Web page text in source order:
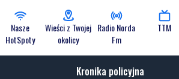
Nasze
HotSpoty
Wieści z Twojej
okolicy
Radio Norda
Fm
TTM
Kronika policyjna